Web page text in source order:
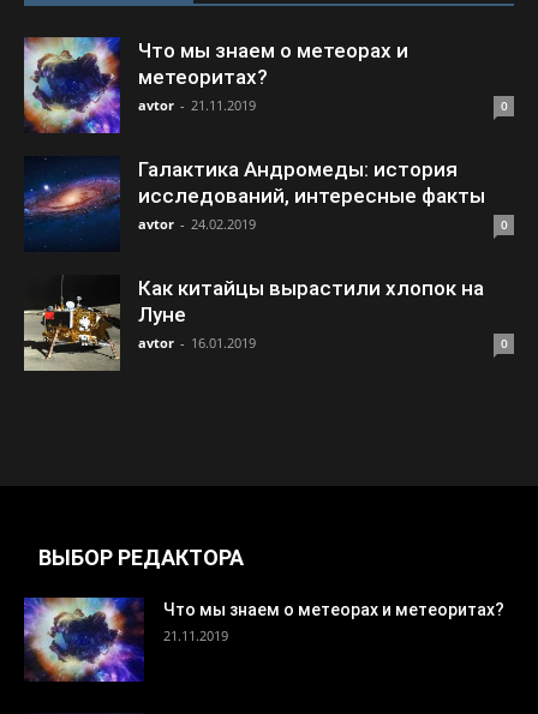
Что мы знаем о метеорах и
метеоритах?
avtor - 21.11.2019 0
Галактика Андромеды: история
исследований, интересные факты
avtor - 24.02.2019 0
Как китайцы вырастили хлопок на
Луне
avtor - 16.01.2019 0
ВЫБОР РЕДАКТОРА
Что мы знаем о метеорах и метеоритах?
21.11.2019